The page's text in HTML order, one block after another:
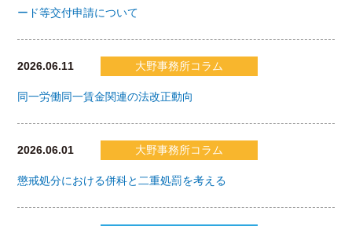
ード等交付申請について
2026.06.11 大野事務所コラム
同一労働同一賃金関連の法改正動向
2026.06.01 大野事務所コラム
懲戒処分における併科と二重処罰を考える